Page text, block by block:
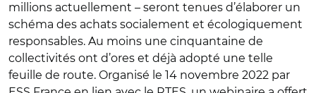
millions actuellement – seront tenues d’élaborer un
schéma des achats socialement et écologiquement
responsables. Au moins une cinquantaine de
collectivités ont d’ores et déjà adopté une telle
feuille de route. Organisé le 14 novembre 2022 par